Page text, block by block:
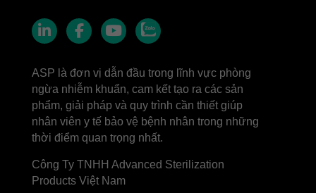
Zalo
ASP là đơn vị dẫn đầu trong lĩnh vực phòng
ngừa nhiễm khuẩn, cam kết tạo ra các sản
phẩm, giải pháp và quy trình cần thiết giúp
nhân viên y tế bảo vệ bệnh nhân trong những
thời điểm quan trọng nhất.
Công Ty TNHH Advanced Sterilization
Products Việt Nam